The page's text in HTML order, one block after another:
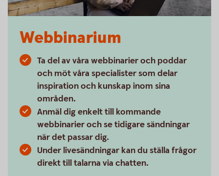
Webbinarium
Ta del av våra webbinarier och poddar
och möt våra specialister som delar
inspiration och kunskap inom sina
områden.
Anmäl dig enkelt till kommande
webbinarier och se tidigare sändningar
när det passar dig.
Under livesändningar kan du ställa frågor
direkt till talarna via chatten.